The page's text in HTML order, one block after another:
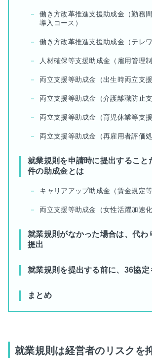
働き方改革推進支援助成金（勤務
導入コース）
働き方改革推進支援助成金（テレワ
人材確保等支援助成金（雇用管理
両立支援等助成金（出生時両立支援
両立支援等助成金（介護離職防止支
両立支援等助成金（育児休業等支援
両立支援等助成金（再雇用者評価処
就業規則を申請時に提出すること
件の助成金とは
キャリアアップ助成金（賃金規定等
両立支援等助成金（女性活躍加速化
就業規則がなかった場合は、代わ
提出
就業規則を提出する前に、36協定
まとめ
就業規則は経営者のリスクを